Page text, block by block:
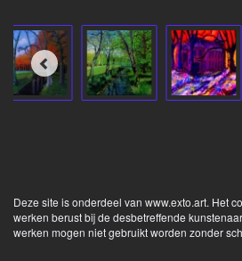
Deze site is onderdeel van www.exto.art. Het
werken berust bij de desbetreffende
werken mogen niet gebruikt worden zonder